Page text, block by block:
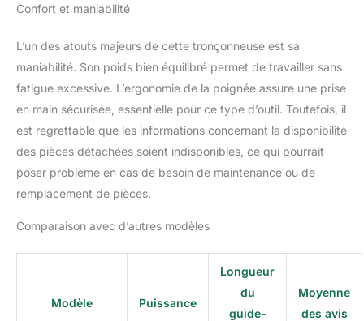
Confort et maniabilité
L’un des atouts majeurs de cette tronçonneuse est sa
maniabilité. Son poids bien équilibré permet de travailler sans
fatigue excessive. L’ergonomie de la poignée assure une prise
en main sécurisée, essentielle pour ce type d’outil. Toutefois, il
est regrettable que les informations concernant la disponibilité
des pièces détachées soient indisponibles, ce qui pourrait
poser problème en cas de besoin de maintenance ou de
remplacement de pièces.
Comparaison avec d’autres modèles
Modèle Puissance
Longueur
du
guide-
Moyenne
des avis